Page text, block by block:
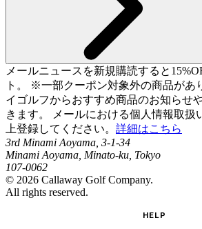
メールニュースを新規購読すると
ト。 ※一部クーポン対象外の商品があ
イゴルフからおすすめ商品のお知らせ
きます。 メールにおける個人情報取扱
上登録してください。 詳細はこちら
3rd Minami Aoyama, 3-1-34
Minami Aoyama, Minato-ku, Tokyo
107-0062
© 2026 Callaway Golf Company.
All rights reserved.
HELP